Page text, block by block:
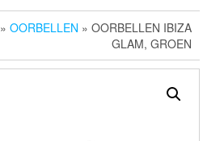
» OORBELLEN » OORBELLEN IBIZA
GLAM, GROEN